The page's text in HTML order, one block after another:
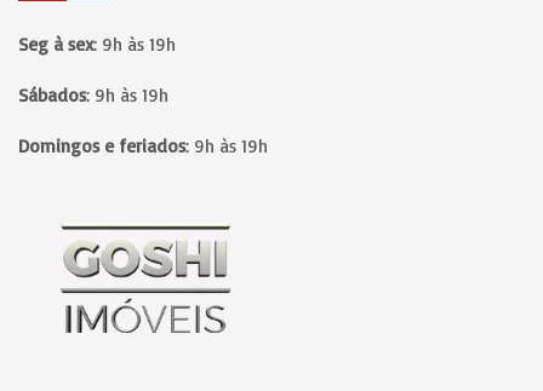
Seg à sex: 9h às 19h
Sábados: 9h às 19h
Domingos e feriados: 9h às 19h
Página inicial